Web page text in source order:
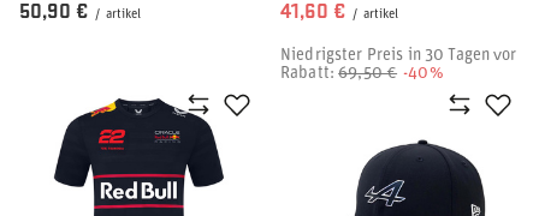
50,90 € / artikel 41,60 € / artikel
Niedrigster Preis in 30 Tagen vor
Rabatt:69,50 € -40%